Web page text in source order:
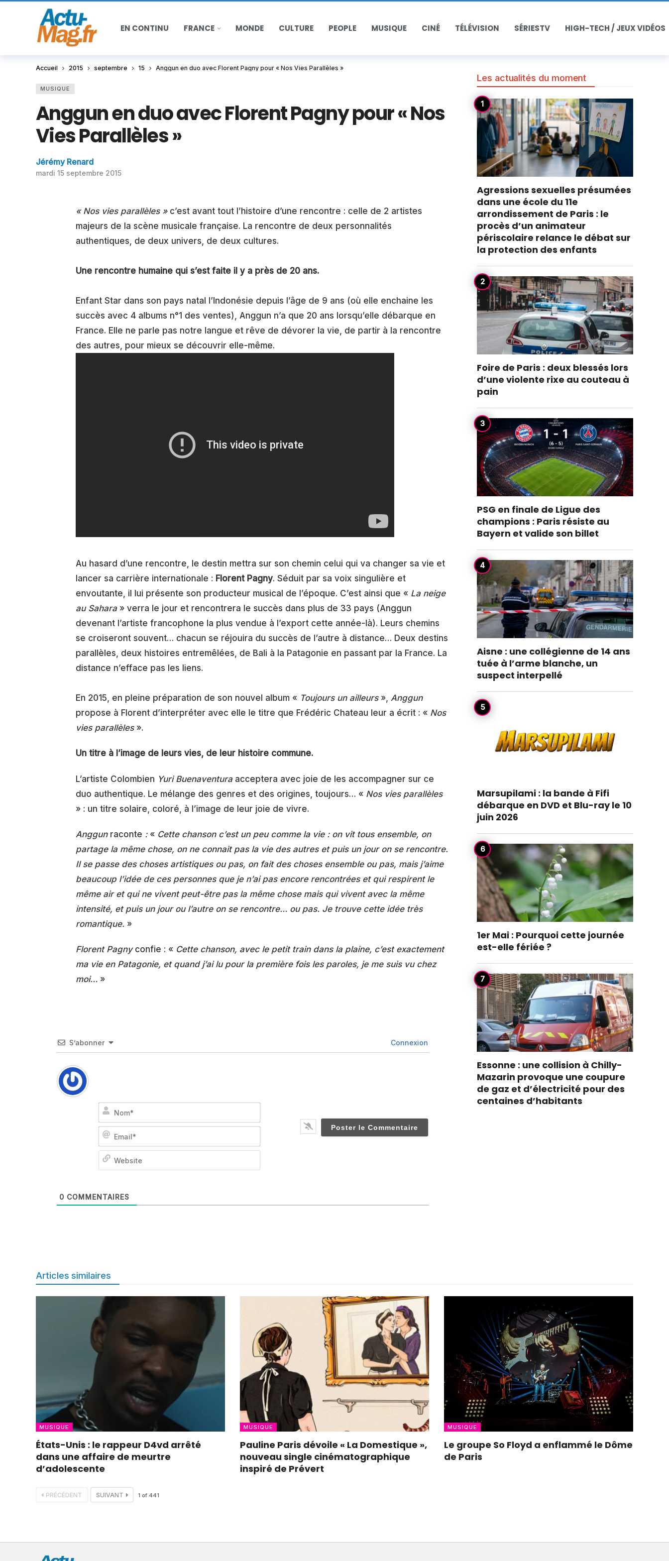
EN CONTINU FRANCE MONDE CULTURE PEOPLE MUSIQUE CINÉ TÉLÉVISION SÉRIESTV HIGH-TECH / JEUX VIDÉOS
Accueil 2015 septembre 15 Anggun en duo avec Florent Pagny pour « Nos Vies Parallèles »
MUSIQUE
Anggun en duo avec Florent Pagny pour « Nos
Vies Parallèles »
Jérémy Renard
mardi 15 septembre 2015
« Nos vies parallèles » c’est avant tout l’histoire d’une rencontre : celle de 2 artistes
majeurs de la scène musicale française. La rencontre de deux personnalités
authentiques, de deux univers, de deux cultures.
Une rencontre humaine qui s’est faite il y a près de 20 ans.
Enfant Star dans son pays natal l’Indonésie depuis l’âge de 9 ans (où elle enchaine les
succès avec 4 albums n°1 des ventes), Anggun n’a que 20 ans lorsqu’elle débarque en
France. Elle ne parle pas notre langue et rêve de dévorer la vie, de partir à la rencontre
des autres, pour mieux se découvrir elle-même.
Au hasard d’une rencontre, le destin mettra sur son chemin celui qui va changer sa vie et
lancer sa carrière internationale : Florent Pagny. Séduit par sa voix singulière et
envoutante, il lui présente son producteur musical de l’époque. C’est ainsi que « La neige
au Sahara » verra le jour et rencontrera le succès dans plus de 33 pays (Anggun
devenant l’artiste francophone la plus vendue à l’export cette année-là). Leurs chemins
se croiseront souvent… chacun se réjouira du succès de l’autre à distance… Deux destins
parallèles, deux histoires entremêlées, de Bali à la Patagonie en passant par la France. La
distance n’efface pas les liens.
En 2015, en pleine préparation de son nouvel album « Toujours un ailleurs», Anggun
propose à Florent d’interpréter avec elle le titre que Frédéric Chateau leur a écrit : « Nos
vies parallèles ».
Un titre à l’image de leurs vies, de leur histoire commune.
L’artiste Colombien Yuri Buenaventura acceptera avec joie de les accompagner sur ce
duo authentique. Le mélange des genres et des origines, toujours… « Nos vies parallèles
» : un titre solaire, coloré, à l’image de leur joie de vivre.
Anggunraconte :« Cette chanson c’est un peu comme la vie : on vit tous ensemble, on
partage la même chose, on ne connait pas la vie des autres et puis un jour on se rencontre.
Il se passe des choses artistiques ou pas, on fait des choses ensemble ou pas, mais j’aime
beaucoup l’idée de ces personnes que je n’ai pas encore rencontrées et qui respirent le
même air et qui ne vivent peut-être pas la même chose mais qui vivent avec la même
intensité, et puis un jour ou l’autre on se rencontre… ou pas. Je trouve cette idée très
romantique. »
Florent Pagnyconfie : « Cette chanson, avec le petit train dans la plaine, c’est exactement
ma vie en Patagonie, et quand j’ai lu pour la première fois les paroles, je me suis vu chez
moi… »
S’abonner Connexion
Nom*
Email*
Website
0 COMMENTAIRES
Les actualités du moment
Agressions sexuelles présumées
dans une école du 11e
arrondissement de Paris : le
procès d’un animateur
périscolaire relance le débat sur
la protection des enfants
Foire de Paris : deux blessés lors
d’une violente rixe au couteau à
pain
PSG en finale de Ligue des
champions : Paris résiste au
Bayern et valide son billet
Aisne : une collégienne de 14 ans
tuée à l’arme blanche, un
suspect interpellé
Marsupilami : la bande à Fifi
débarque en DVD et Blu-ray le 10
juin 2026
1er Mai : Pourquoi cette journée
est-elle fériée ?
Essonne : une collision à Chilly-
Mazarin provoque une coupure
de gaz et d’électricité pour des
centaines d’habitants
Articles similaires
MUSIQUE
États-Unis : le rappeur D4vd arrêté
dans une affaire de meurtre
d’adolescente
MUSIQUE
Pauline Paris dévoile « La Domestique »,
nouveau single cinématographique
inspiré de Prévert
MUSIQUE
Le groupe So Floyd a enflammé le Dôme
de Paris
PRÉCÉDENT SUIVANT 1 of 441